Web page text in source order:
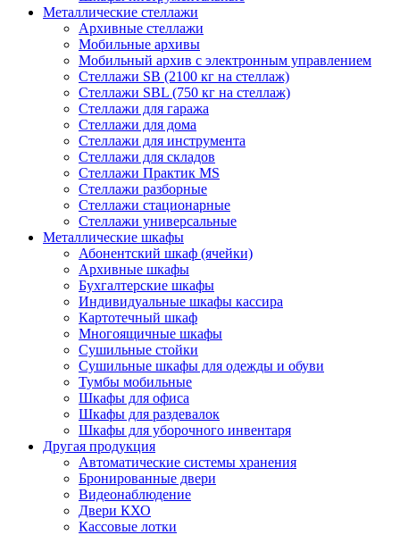
Металлические стеллажи
Архивные стеллажи
Мобильные архивы
Мобильный архив с электронным управлением
Стеллажи SB (2100 кг на стеллаж)
Стеллажи SBL (750 кг на стеллаж)
Стеллажи для гаража
Стеллажи для дома
Стеллажи для инструмента
Стеллажи для складов
Стеллажи Практик MS
Стеллажи разборные
Стеллажи стационарные
Стеллажи универсальные
Металлические шкафы
Абонентский шкаф (ячейки)
Архивные шкафы
Бухгалтерские шкафы
Индивидуальные шкафы кассира
Картотечный шкаф
Многоящичные шкафы
Сушильные стойки
Сушильные шкафы для одежды и обуви
Тумбы мобильные
Шкафы для офиса
Шкафы для раздевалок
Шкафы для уборочного инвентаря
Другая продукция
Автоматические системы хранения
Бронированные двери
Видеонаблюдение
Двери КХО
Кассовые лотки